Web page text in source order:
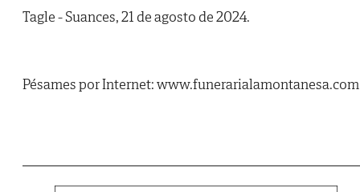
Tagle - Suances, 21 de agosto de 2024.
Pésames por Internet: www.funerarialamontanesa.com